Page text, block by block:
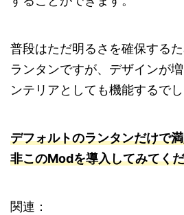
普段はただ明るさを確保する
ランタンですが、デザインが
ンテリアとしても機能するでし
デフォルトのランタンだけで
非このModを導入してみてく
関連：